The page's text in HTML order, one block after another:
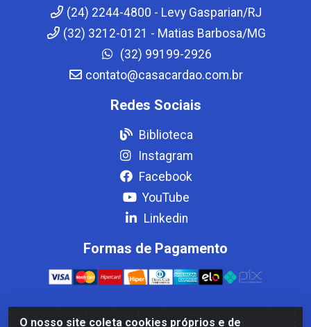
O nosso site coleta cookies próprios e de
(24) 2244-4800 - Levy Gasparian/RJ
(32) 3212-0121 - Matias Barbosa/MG
(32) 99199-2926
contato@casacardao.com.br
Redes Sociais
Biblioteca
Instagram
Facebook
YouTube
Linkedin
Formas de Pagamento